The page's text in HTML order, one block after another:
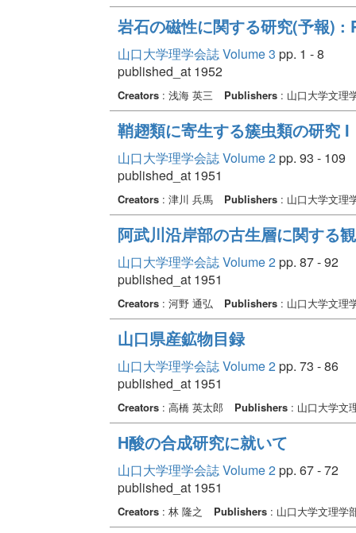
岩石の磁性に関する研究(予報)
山口大学理学会誌 Volume 3 pp. 1 - 8
published_at 1952
Creators: 浅海 英三 Publishers: 山口大学文理
鞘趐類に寄生する簇虫類の研究 I
山口大学理学会誌 Volume 2pp. 93 - 109
published_at 1951
Creators: 津川 兵馬 Publishers: 山口大学文理
阿武川沿岸部の古生層に関する
山口大学理学会誌 Volume 2pp. 87 - 92
published_at 1951
Creators: 河野 通弘 Publishers: 山口大学文理
山口県産鉱物目録
山口大学理学会誌 Volume 2pp. 73 - 86
published_at 1951
Creators: 高橋 英太郎 Publishers: 山口大学文
H酸の合成研究に就いて
山口大学理学会誌 Volume 2pp. 67 - 72
published_at 1951
Creators: 林 隆之 Publishers: 山口大学文理学